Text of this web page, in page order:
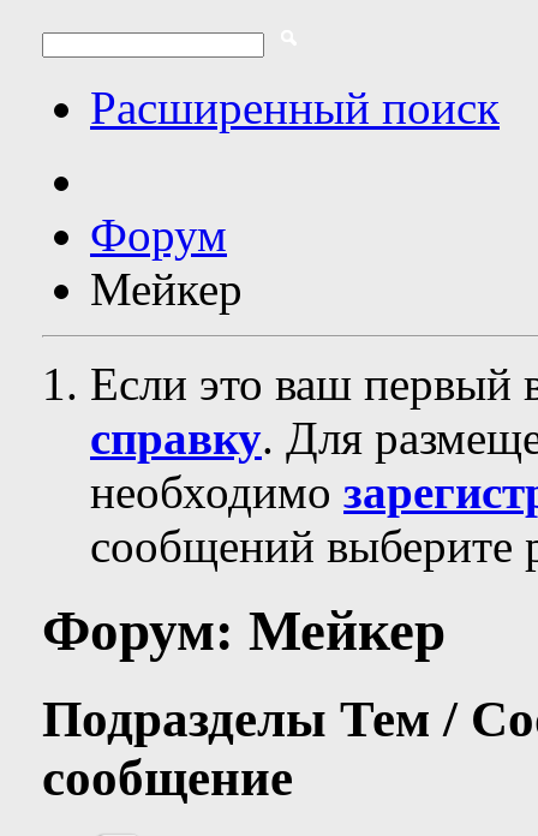
Расширенный поиск
Форум
Мейкер
Если это ваш первый
справку. Для
необходимо
сообщений выберите
Форум: Мейкер
Подразделы Тем /
сообщение